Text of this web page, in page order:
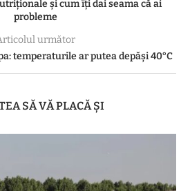
și cum îți dai seama că ai
probleme
următor
temperaturile ar putea depăși 40°C
SĂ VĂ PLACĂ ȘI